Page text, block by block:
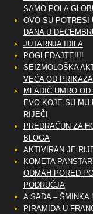
SAMO POLA
OVO SU POTRESI
DANA U
JUTARNJA IDILA
POGLEDAJTE!!!!
SEIZMOLOŠKA
VEĆA OD
MLADIĆ UMRO
EVO KOJE SU MU
RIJEČI
PREDRAČUN ZA
BLOGA
AKTIVIRAN JE
KOMETA
ODMAH PORED
PODRUČJA
A SADA – ŠMINKA
PIRAMIDA U